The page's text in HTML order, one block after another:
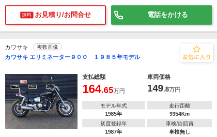
無料 お見積り/お問合せ 電話をかける
カワサキ 複数画像
カワサキ エリミネーター９００ １９８５年モデル
支払総額 車両価格
164.65万円 149.8万円
モデル年式
1985年
走行距離
9354Km
初度登録年
1987年
車検/自賠責
車検無し